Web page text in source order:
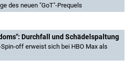
des neuen "GoT"-Prequels
Durchfall und Schädelspaltung
off erweist sich bei HBO Max als